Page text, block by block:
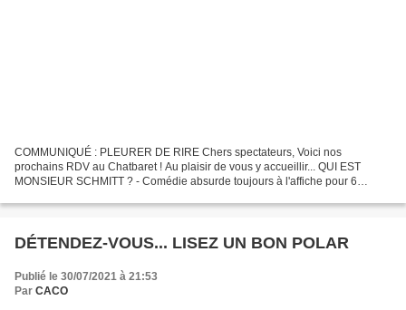
COMMUNIQUÉ : PLEURER DE RIRE Chers spectateurs, Voici nos
prochains RDV au Chatbaret ! Au plaisir de vous y accueillir... QUI EST
MONSIEUR SCHMITT ? - Comédie absurde toujours à l'affiche pour 6
DÉTENDEZ-VOUS... LISEZ UN BON POLAR
Publié le 30/07/2021 à 21:53
Par CACO